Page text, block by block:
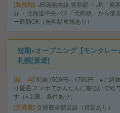
勤務地 JR函館本線 発寒駅 ・JR「発
分 ・北海道中央バス「天狗橋」から徒
ー通勤OK（無料駐車場あり）
短期×オープニング【モンクレ
札幌[派遣]
給 与 時給1500円～1700円 ※ご経
り優遇 スマホでかんたんに前払いで給
す（※上限、条件あり）
交通費 交通費全額支給（規定あり）